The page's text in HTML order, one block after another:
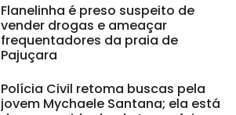
Flanelinha é preso suspeito de
vender drogas e ameaçar
frequentadores da praia de
Pajuçara
Polícia Civil retoma buscas pela
jovem Mychaele Santana; ela está